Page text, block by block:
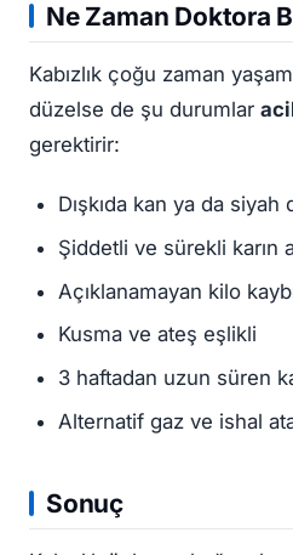
Ne Zaman Doktora
Kabızlık çoğu zaman
düzelse de şu durumlar
gerektirir:
Dışkıda kan ya da siyah
Şiddetli ve sürekli karın
Açıklanamayan kilo
Kusma ve ateş eşlikli
3 haftadan uzun süren
Alternatif gaz ve ishal
Sonuç